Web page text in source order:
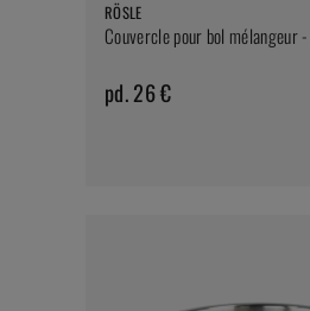
RÖSLE
Couvercle pour bol mélangeur
pd. 26 €